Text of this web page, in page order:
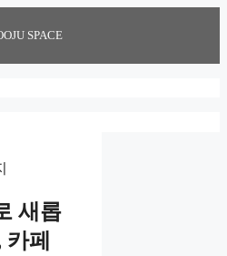
SPACE
새롭
페